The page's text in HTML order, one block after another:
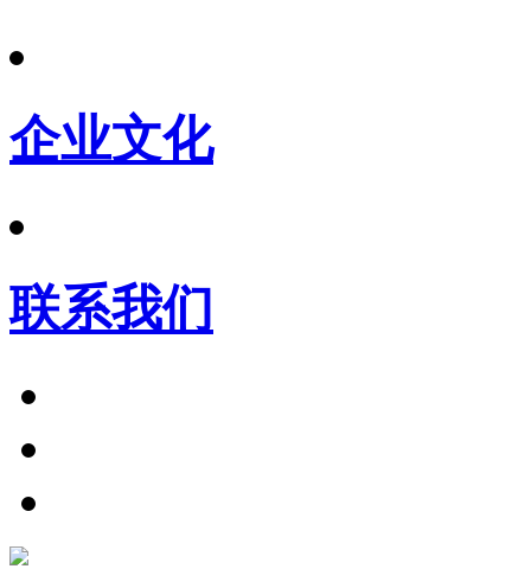
企业文化
联系我们